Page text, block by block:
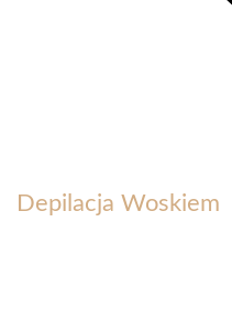
Depilacja Woskiem